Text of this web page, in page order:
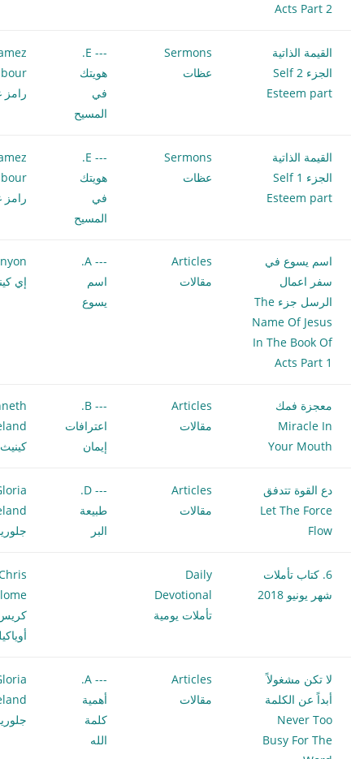
Acts Part 2
القيمة الذاتية
الجزء 2 Self
Esteem part
Sermons
عظات
--- E.
هويتك
في
المسيح
رامز
القيمة الذاتية
الجزء 1 Self
Esteem part
Sermons
عظات
--- E.
هويتك
في
المسيح
رامز
اسم يسوع في
سفر اعمال
الرسل جزء The
Name Of Jesus
In The Book Of
Acts Part 1
Articles
مقالات
--- A.
اسم
يسوع
إي
معجزة فمك
Miracle In
Your Mouth
Articles
مقالات
--- B.
اعترافات
إيمان
دع القوة تتدفق
Let The Force
Flow
Articles
مقالات
--- D.
طبيعة
البر
6. كتاب تأملات
شهر يونيو 2018
Daily
Devotional
تأملات يومية
لا تكن مشغولاً
أبداً عن الكلمة
Never Too
Busy For The
Articles
مقالات
--- A.
أهمية
كلمة
الله